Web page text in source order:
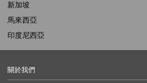
新加坡
馬來西亞
印度尼西亞
關於我們